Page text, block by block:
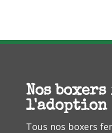
Nos
l'adoption
Tous nos boxers